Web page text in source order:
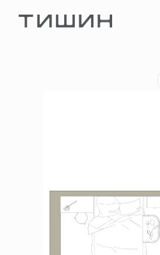
1-комнатная 44.49 м